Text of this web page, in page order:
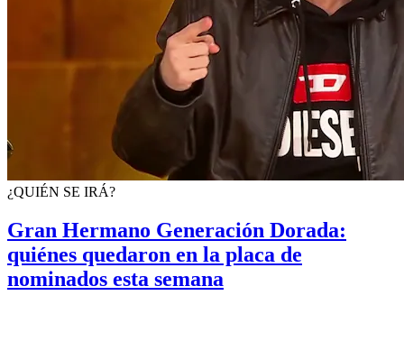
¿QUIÉN SE IRÁ?
Gran Hermano Generación Dorada:
quiénes quedaron en la placa de
nominados esta semana